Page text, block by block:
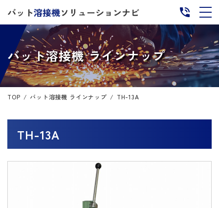
バット溶接機 ラインナップ
TOP バット溶接機 ラインナップ TH-13A
TH-13A